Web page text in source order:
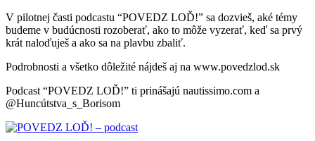
V pilotnej časti podcastu “POVEDZ LOĎ!” sa dozvieš, aké témy
budeme v budúcnosti rozoberať, ako to môže vyzerať, keď sa prvý
krát naloďuješ a ako sa na plavbu zbaliť.
Podrobnosti a všetko dôležité nájdeš aj na www.povedzlod.sk
Podcast “POVEDZ LOĎ!” ti prinášajú nautissimo.com a
@Huncútstva_s_Borisom